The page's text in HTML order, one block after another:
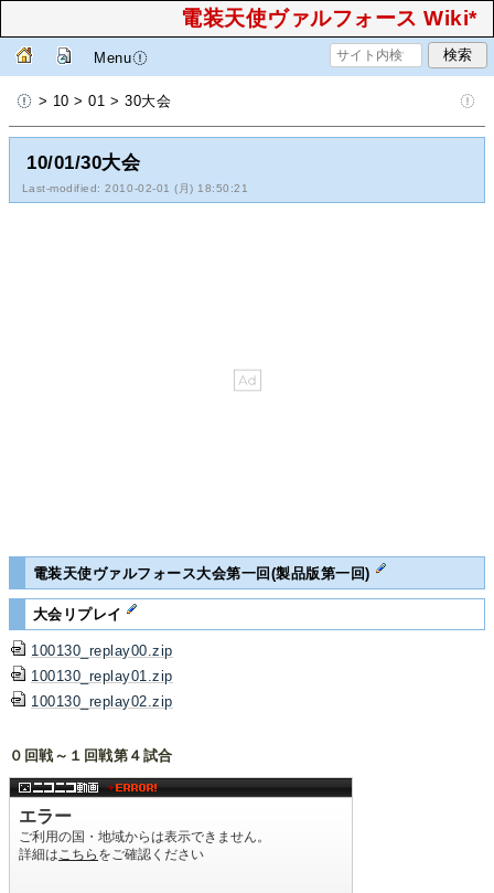
電装天使ヴァルフォース Wiki*
Menu
> 10 > 01 > 30大会
10/01/30大会
Last-modified: 2010-02-01 (月) 18:50:21
電装天使ヴァルフォース大会第一回(製品版第一回)
大会リプレイ
100130_replay00.zip
100130_replay01.zip
100130_replay02.zip
０回戦～１回戦第４試合